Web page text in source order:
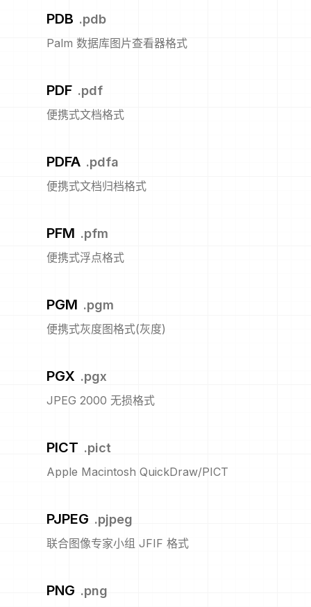
PDB .pdb
Palm 数据库图片查看器格式
PDF .pdf
便携式文档格式
PDFA .pdfa
便携式文档归档格式
PFM .pfm
便携式浮点格式
PGM .pgm
便携式灰度图格式(灰度)
PGX .pgx
JPEG 2000 无损格式
PICT .pict
Apple Macintosh QuickDraw/PICT
PJPEG .pjpeg
联合图像专家小组 JFIF 格式
PNG .png